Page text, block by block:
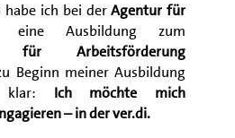
habe ich bei derAgentur für
eine Ausbildung zum
für Arbeitsförderung
Beginn meiner Ausbildung
Ich möchte mich
– in der ver.di.